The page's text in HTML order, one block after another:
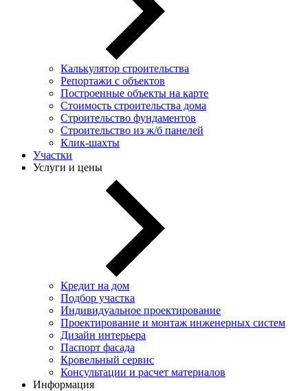
Калькулятор строительства
Репортажи с объектов
Построенные объекты на карте
Стоимость строительства дома
Строительство фундаментов
Строительство из ж/б панелей
Клик-шахты
Участки
Услуги и цены
Кредит на дом
Подбор участка
Индивидуальное проектирование
Проектирование и монтаж инженерных систем
Дизайн интерьера
Паспорт фасада
Кровельный сервис
Консультации и расчет материалов
Информация